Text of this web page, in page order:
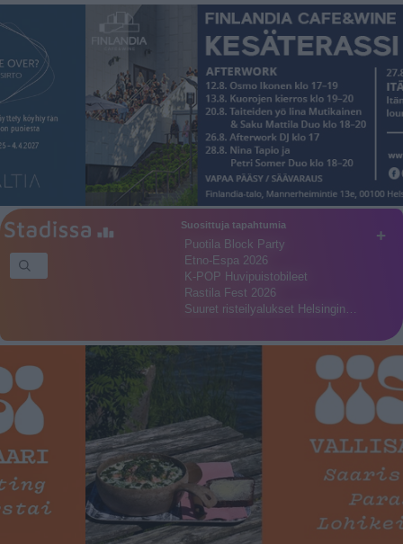
+
Suosittuja tapahtumia
Puotila Block Party
Etno-Espa 2026
K-POP Huvipuistobileet
Rastila Fest 2026
Suuret risteilyalukset Helsingin…